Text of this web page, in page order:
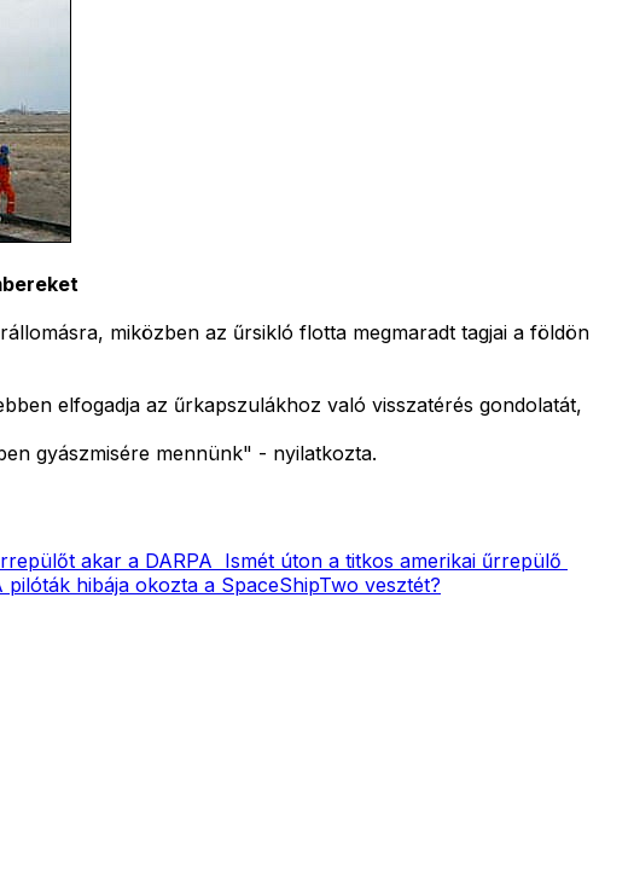
miközben az űrsikló flotta megmaradt tagjai a földön
elfogadja az űrkapszulákhoz való visszatérés gondolatát,
gyászmisére mennünk" - nyilatkozta.
akar a DARPA Ismét úton a titkos amerikai űrrepülő
pilóták hibája okozta a SpaceShipTwo vesztét?